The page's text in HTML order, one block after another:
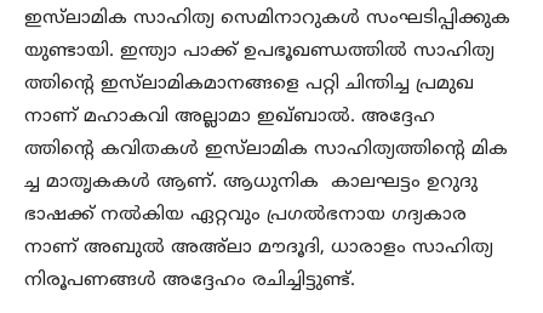
ഇസ്‌ലാമിക സാഹിത്യ സെമിനാറുകള്‍ സംഘടിപ്പിക്കുക
യുണ്ടായി. ഇന്ത്യാ പാക്ക് ഉപഭൂഖണ്ഡത്തില്‍ സാഹിത്യ
ത്തിന്‍റെ ഇസ്‌ലാമികമാനങ്ങളെ പറ്റി ചിന്തിച്ച പ്രമുഖ
നാണ് മഹാകവി അല്ലാമാ ഇഖ്ബാല്‍. അദ്ദേഹ
ത്തിന്‍റെ കവിതകള്‍ ഇസ്‌ലാമിക സാഹിത്യത്തിന്‍റെ മിക
ച്ച മാതൃകകള്‍ ആണ്. ആധുനിക കാലഘട്ടം ഉറുദു
ഭാഷക്ക് നല്‍കിയ ഏറ്റവും പ്രഗല്‍ഭനായ ഗദ്യകാര
നാണ് അബുല്‍ അഅ്‌ലാ മൗദൂദി, ധാരാളം സാഹിത്യ
നിരൂപണങ്ങള്‍ അദ്ദേഹം രചിച്ചിട്ടുണ്ട്.